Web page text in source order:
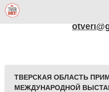
ТВЕРСКАЯ ОБЛАСТЬ
МЕЖДУНАРОДНОЙ